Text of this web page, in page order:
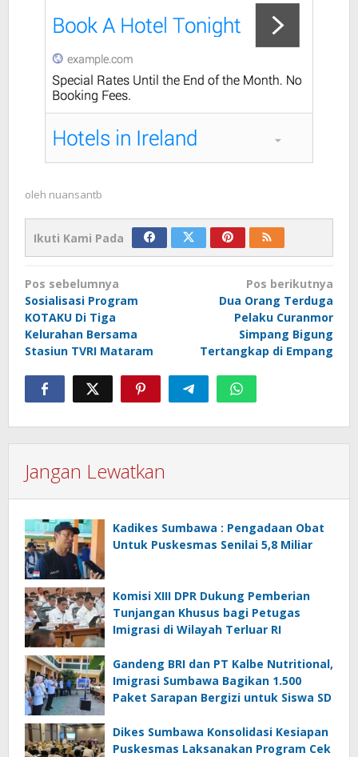
oleh nuansantb
Ikuti Kami Pada
Navigasi
pos
Pos sebelumnya
Sosialisasi Program
KOTAKU Di Tiga
Kelurahan Bersama
Stasiun TVRI Mataram
Pos berikutnya
Dua Orang Terduga
Pelaku Curanmor
Simpang Bigung
Tertangkap di Empang
Jangan Lewatkan
Kadikes Sumbawa : Pengadaan Obat
Untuk Puskesmas Senilai 5,8 Miliar
Komisi XIII DPR Dukung Pemberian
Tunjangan Khusus bagi Petugas
Imigrasi di Wilayah Terluar RI
Gandeng BRI dan PT Kalbe Nutritional,
Imigrasi Sumbawa Bagikan 1.500
Paket Sarapan Bergizi untuk Siswa SD
Dikes Sumbawa Konsolidasi Kesiapan
Puskesmas Laksanakan Program Cek